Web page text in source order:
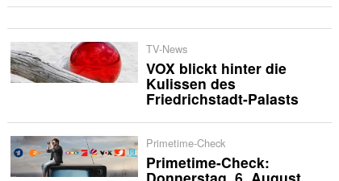
TV-News
VOX blickt hinter die
Kulissen des
Friedrichstadt-Palasts
Primetime-Check
Primetime-Check: